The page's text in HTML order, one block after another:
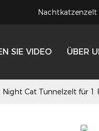
Nachtkatzenzelt
SIE VIDEO ÜBER
Night Cat Tunnelzelt für 1